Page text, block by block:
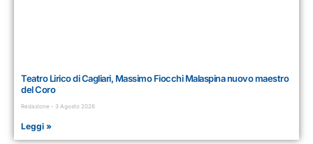
Teatro Lirico di Cagliari, Massimo Fiocchi Malaspina nuovo maestro
del Coro
Redazione 3 Agosto 2026
Leggi »